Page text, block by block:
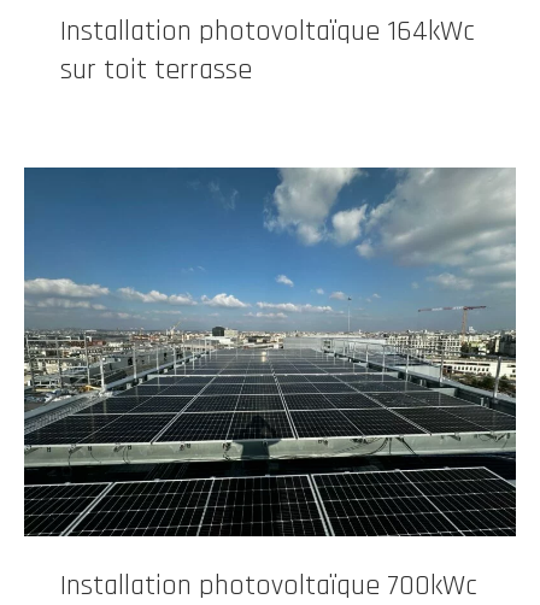
Installation photovoltaïque 164kWc
sur toit terrasse
Installation photovoltaïque 700kWc